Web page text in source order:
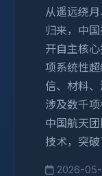
从遥远绕
归来，中
开自主核
项系统性
信、材料
涉及数千
中国航天
技术，突
2026-05-